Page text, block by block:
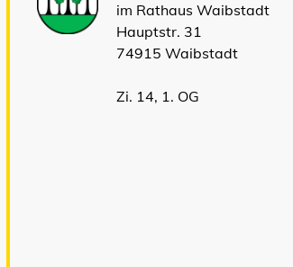
im Rathaus Waibstadt
Hauptstr. 31
74915 Waibstadt
Zi. 14, 1. OG